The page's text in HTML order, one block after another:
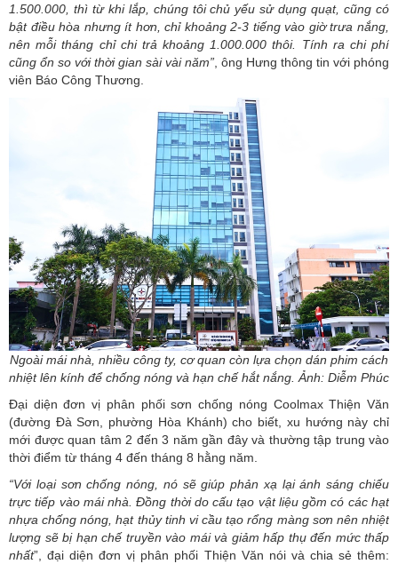
1.500.000, thì từ khi lắp, chúng tôi chủ yếu sử dụng quạt, cũng có
bật điều hòa nhưng ít hơn, chỉ khoảng 2-3 tiếng vào giờ trưa nắng,
nên mỗi tháng chỉ chi trả khoảng 1.000.000 thôi. Tính ra chi phí
cũng ổn so với thời gian sài vài năm” , ông Hưng thông tin với phóng
viên Báo Công Thương.
Ngoài mái nhà, nhiều công ty, cơ quan còn lựa chọn dán phim cách
nhiệt lên kính để chống nóng và hạn chế hắt nắng. Ảnh: Diễm Phúc
Đại diện đơn vị phân phối sơn chống nóng Coolmax Thiện Văn
(đường Đà Sơn, phường Hòa Khánh) cho biết, xu hướng này chỉ
mới được quan tâm 2 đến 3 năm gần đây và thường tập trung vào
thời điểm từ tháng 4 đến tháng 8 hằng năm.
“Với loại sơn chống nóng, nó sẽ giúp phản xạ lại ánh sáng chiếu
trực tiếp vào mái nhà. Đồng thời do cấu tạo vật liệu gồm có các hạt
nhựa chống nóng, hạt thủy tinh vi cầu tạo rổng màng sơn nên nhiệt
lượng sẽ bị hạn chế truyền vào mái và giảm hấp thụ đến mức thấp
nhất”, đại diện đơn vị phân phối Thiện Văn nói và chia sẻ thêm: